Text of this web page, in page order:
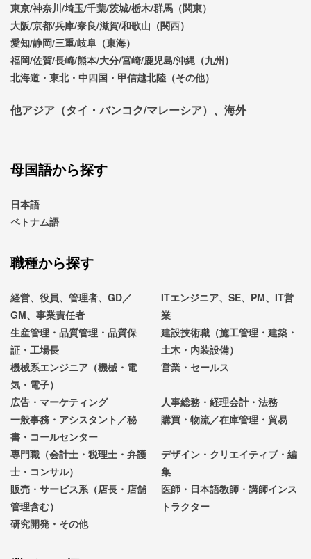
東京/神奈川/埼玉/千葉/茨城/栃木/群馬（関東）
大阪/京都/兵庫/奈良/滋賀/和歌山（関西）
愛知/静岡/三重/岐阜（東海）
福岡/佐賀/長崎/熊本/大分/宮崎/鹿児島/沖縄（九州）
北海道・東北・中四国・甲信越北陸（その他）
他アジア（タイ・バンコク/マレーシア）、海外
母国語から探す
日本語
ベトナム語
職種から探す
経営、役員、管理者、GD／
GM、事業責任者
ITエンジニア、SE、PM、IT営
業
生産管理・品質管理・品質保
証・工場長
建設技術職（施工管理・建築・
土木・内装設備）
機械系エンジニア（機械・電
気・電子）
営業・セールス
広告・マーケティング
人事総務・経理会計・法務
一般事務・アシスタント／秘
書・コールセンター
購買・物流／在庫管理・貿易
専門職（会計士・税理士・弁護
士・コンサル）
デザイン・クリエイティブ・編
集
販売・サービス系（店長・店舗
管理含む）
医師・日本語教師・講師インス
トラクター
研究開発・その他